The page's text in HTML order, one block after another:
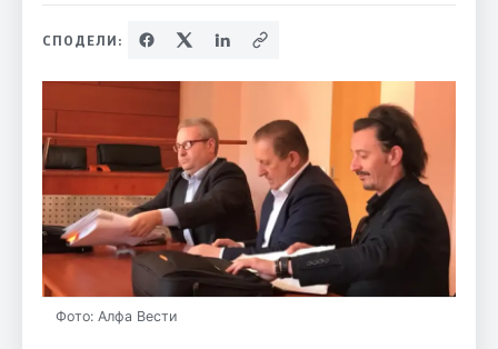
СПОДЕЛИ:
Фото: Алфа Вести